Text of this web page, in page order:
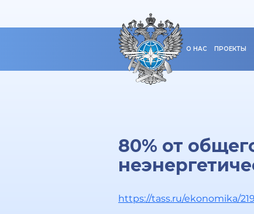
О НАС ПРОЕКТЫ
80% от
https://tass.ru/ekonomika/